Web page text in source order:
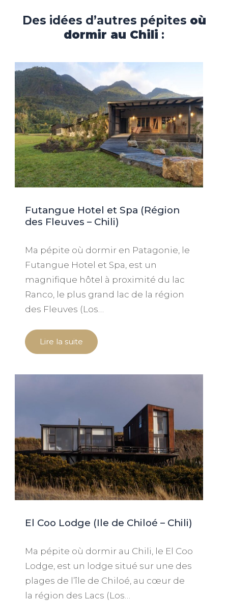
Des idées d’autres pépites où
dormir au Chili :
Futangue Hotel et Spa (Région
des Fleuves – Chili)
Ma pépite où dormir en Patagonie, le
Futangue Hotel et Spa, est un
magnifique hôtel à proximité du lac
Ranco, le plus grand lac de la région
des Fleuves (Los…
Lire la suite
El Coo Lodge (Ile de Chiloé – Chili)
Ma pépite où dormir au Chili, le El Coo
Lodge, est un lodge situé sur une des
plages de l’île de Chiloé, au cœur de
la région des Lacs (Los…